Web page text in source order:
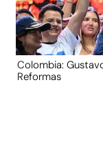
Colombia:
Reformas